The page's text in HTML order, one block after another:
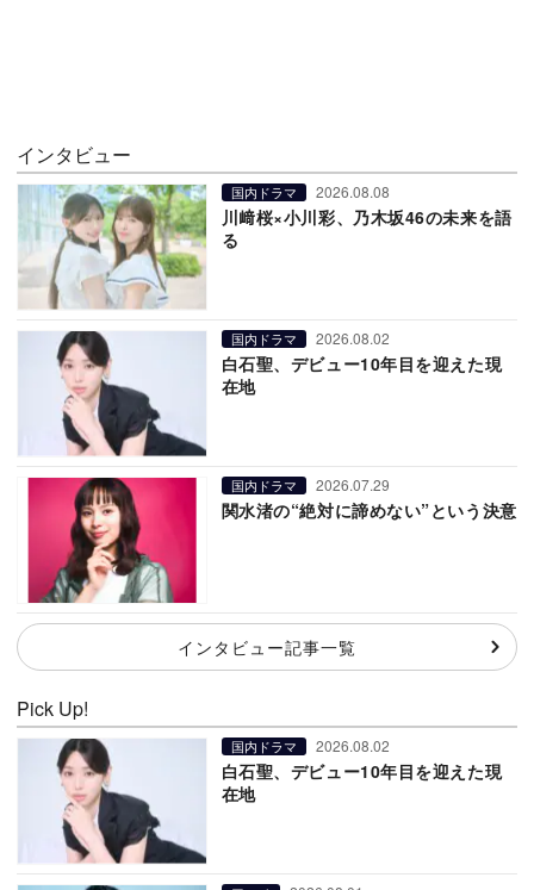
インタビュー
国内ドラマ 2026.08.08
川﨑桜×小川彩、乃木坂46の未来を語
る
国内ドラマ 2026.08.02
白石聖、デビュー10年目を迎えた現
在地
国内ドラマ 2026.07.29
関水渚の“絶対に諦めない”という決意
インタビュー記事一覧
Pick Up!
国内ドラマ 2026.08.02
白石聖、デビュー10年目を迎えた現
在地